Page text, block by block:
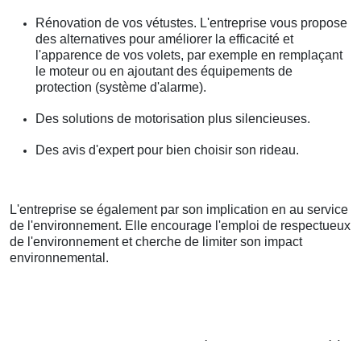
Rénovation de vos vétustes. L'entreprise vous propose
des alternatives pour améliorer la efficacité et
l'apparence de vos volets, par exemple en remplaçant
le moteur ou en ajoutant des équipements de
protection (système d'alarme).
Des solutions de motorisation plus silencieuses.
Des avis d'expert pour bien choisir son rideau.
L'entreprise se également par son implication en au service
de l'environnement. Elle encourage l'emploi de respectueux
de l'environnement et cherche de limiter son impact
environnemental.